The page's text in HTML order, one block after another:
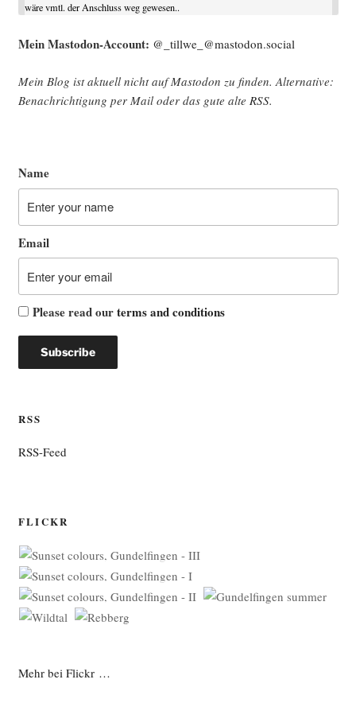
wäre vmtl. der Anschluss weg gewesen..
Mein Mast­o­don-Account: @_tillwe_@mastodon.social
Mein Blog ist aktu­ell nicht auf Mast­o­don zu fin­den. Alter­na­ti­ve:
Benach­rich­ti­gung per Mail oder das gute alte RSS.
Name
Email
Please read ourterms and conditions
RSS
RSS-Feed
FLICKR
Mehr bei Flickr …